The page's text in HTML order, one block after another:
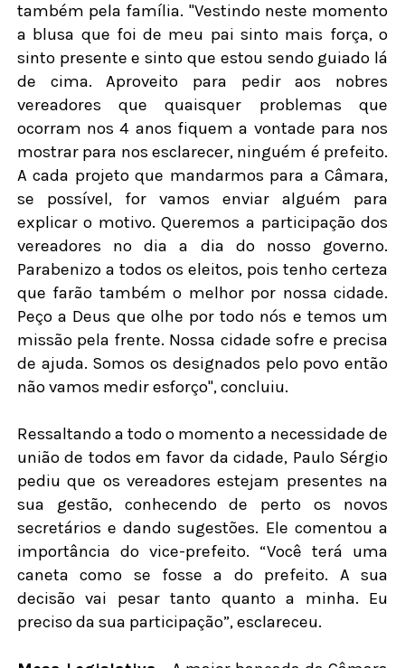
também pela família. "Vestindo neste momento
a blusa que foi de meu pai sinto mais força, o
sinto presente e sinto que estou sendo guiado lá
de cima. Aproveito para pedir aos nobres
vereadores que quaisquer problemas que
ocorram nos 4 anos fiquem a vontade para nos
mostrar para nos esclarecer, ninguém é prefeito.
A cada projeto que mandarmos para a Câmara,
se possível, for vamos enviar alguém para
explicar o motivo. Queremos a participação dos
vereadores no dia a dia do nosso governo.
Parabenizo a todos os eleitos, pois tenho certeza
que farão também o melhor por nossa cidade.
Peço a Deus que olhe por todo nós e temos um
missão pela frente. Nossa cidade sofre e precisa
de ajuda. Somos os designados pelo povo então
não vamos medir esforço", concluiu.
Ressaltando a todo o momento a necessidade de
união de todos em favor da cidade, Paulo Sérgio
pediu que os vereadores estejam presentes na
sua gestão, conhecendo de perto os novos
secretários e dando sugestões. Ele comentou a
importância do vice-prefeito. “Você terá uma
caneta como se fosse a do prefeito. A sua
decisão vai pesar tanto quanto a minha. Eu
preciso da sua participação”, esclareceu.